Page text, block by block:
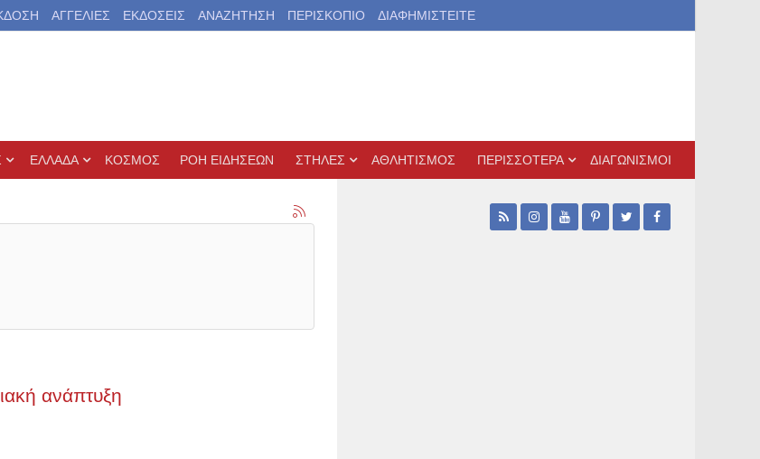
ΑΓΓΕΛΙΕΣ ΕΚΔΟΣΕΙΣ ΑΝΑΖΗΤΗΣΗ ΠΕΡΙΣΚΟΠΙΟ ΔΙΑΦΗΜΙΣΤΕΙΤΕ
ΕΛΛΑΔΑ ΚΟΣΜΟΣ ΡΟΗ ΕΙΔΗΣΕΩΝ ΣΤΗΛΕΣ ΑΘΛΗΤΙΣΜΟΣ ΠΕΡΙΣΣΟΤΕΡΑ ΔΙΑΓΩΝΙΣΜΟΙ
ανάπτυξη